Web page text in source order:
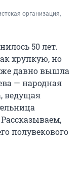
организация,
50 лет.
хрупкую, но
давно вышла
— народная
ведущая
полувекового